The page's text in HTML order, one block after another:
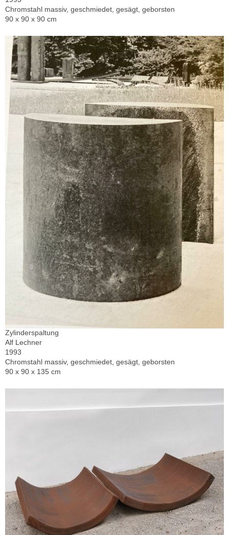
Chromstahl massiv, geschmiedet, gesägt, geborsten
90 x 90 x 90 cm
Zylinderspaltung
Alf Lechner
1993
Chromstahl massiv, geschmiedet, gesägt, geborsten
90 x 90 x 135 cm